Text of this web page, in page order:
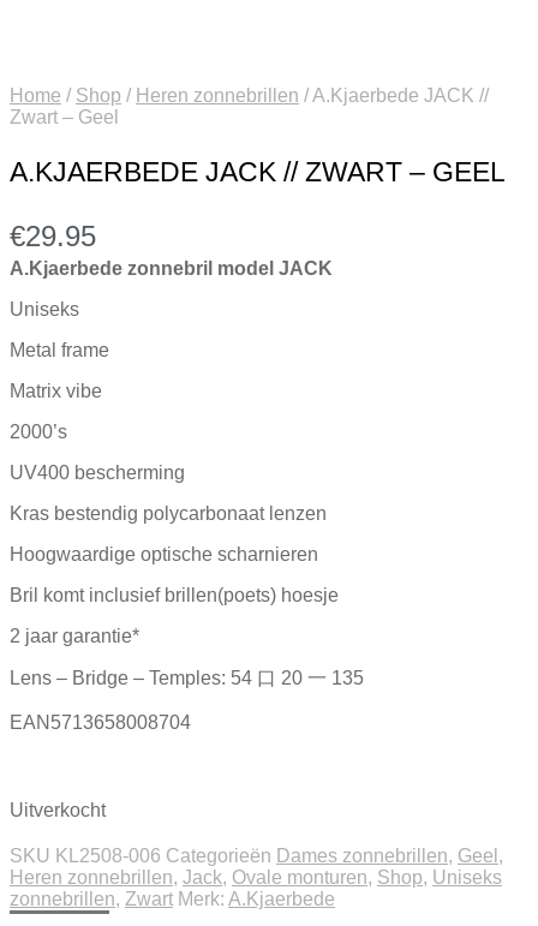
Home / Shop / Heren zonnebrillen /A.Kjaerbede JACK //
Zwart – Geel
A.KJAERBEDE JACK // ZWART – GEEL
€29.95
A.Kjaerbede zonnebril model JACK
Uniseks
Metal frame
Matrix vibe
2000’s
UV400 bescherming
Kras bestendig polycarbonaat lenzen
Hoogwaardige optische scharnieren
Bril komt inclusief brillen(poets) hoesje
2 jaar garantie*
Lens – Bridge – Temples: 54 口 20 一 135
EAN5713658008704
Uitverkocht
SKU KL2508-006 Categorieën Dames zonnebrillen, Geel ,
Heren zonnebrillen, Jack, Ovale monturen, Shop, Uniseks
zonnebrillen, Zwart Merk: A.Kjaerbede